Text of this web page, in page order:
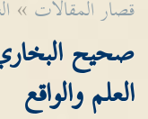
قصار المقالات »
صحيح
العلم والواقع